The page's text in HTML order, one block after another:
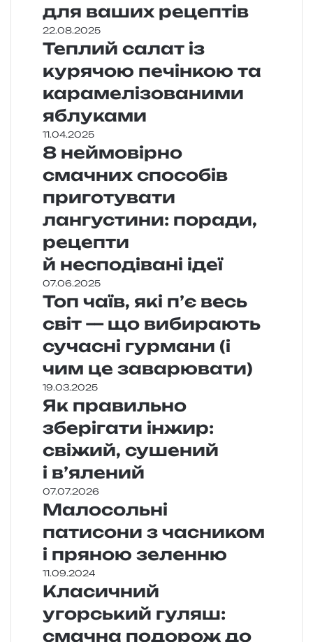
для ваших рецептів
22.08.2025
Теплий салат із
курячою печінкою та
карамелізованими
яблуками
11.04.2025
8 неймовірно
смачних способів
приготувати
лангустини: поради,
рецепти
й несподівані ідеї
07.06.2025
Топ чаїв, які п’є весь
світ — що вибирають
сучасні гурмани (і
чим це заварювати)
19.03.2025
Як правильно
зберігати інжир:
свіжий, сушений
і в’ялений
07.07.2026
Малосольні
патисони з часником
і пряною зеленню
11.09.2024
Класичний
угорський гуляш:
смачна подорож до